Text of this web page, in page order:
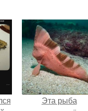
Эта рыба